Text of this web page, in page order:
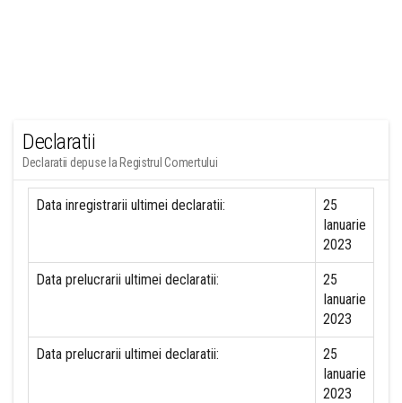
Declaratii
Declaratii depuse la Registrul Comertului
Data inregistrarii ultimei declaratii:
25
Ianuarie
2023
Data prelucrarii ultimei declaratii:
25
Ianuarie
2023
Data prelucrarii ultimei declaratii:
25
Ianuarie
2023